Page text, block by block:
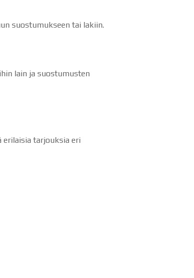
suostumukseen tai lakiin.
lain ja suostumusten
erilaisia tarjouksia eri